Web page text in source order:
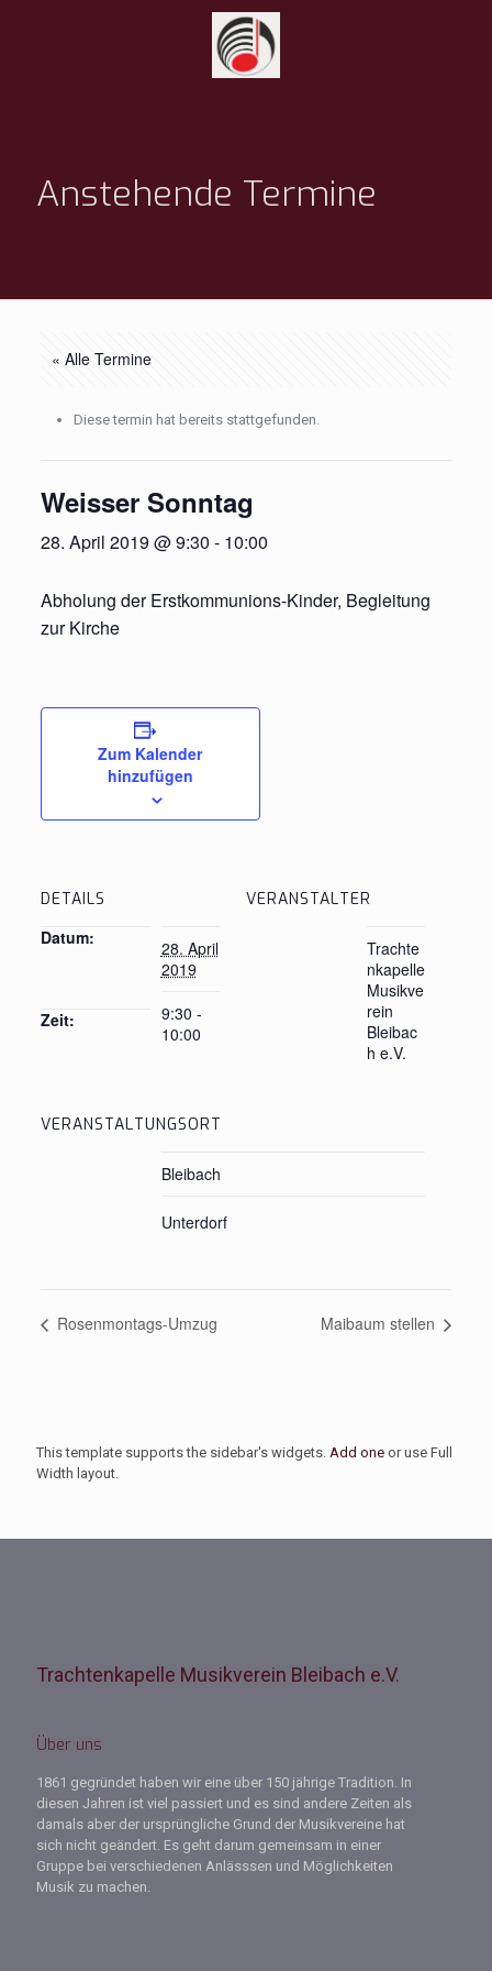
Anstehende Termine
« Alle Termine
Diese termin hat bereits stattgefunden.
Weisser Sonntag
28. April 2019 @ 9:30 - 10:00
Abholung der Erstkommunions-Kinder, Begleitung
zur Kirche
Zum Kalender
hinzufügen
DETAILS
Datum:
28. April
2019
Zeit:
9:30 -
10:00
VERANSTALTUNGSORT
Bleibach
Unterdorf
VERANSTALTER
Trachte
nkapelle
Musikve
rein
Bleibac
h e.V.
Rosenmontags-Umzug Maibaum stellen
This template supports the sidebar's widgets. Add one or use Full
Width layout.
Trachtenkapelle Musikverein Bleibach e.V.
Über uns
1861 gegründet haben wir eine über 150 jährige Tradition. In
diesen Jahren ist viel passiert und es sind andere Zeiten als
damals aber der ursprüngliche Grund der Musikvereine hat
sich nicht geändert. Es geht darum gemeinsam in einer
Gruppe bei verschiedenen Anlässsen und Möglichkeiten
Musik zu machen.